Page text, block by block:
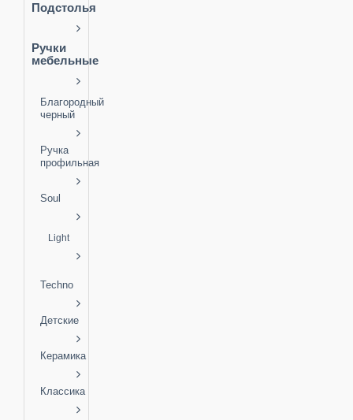
Подстолья
Ручки
мебельные
Благородный
черный
Ручка
профильная
Soul
Light
Techno
Детские
Керамика
Классика